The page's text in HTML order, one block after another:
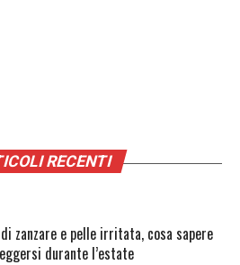
RECENTI
zanzare e pelle irritata, cosa sapere
durante l’estate